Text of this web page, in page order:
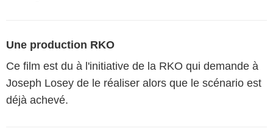
Une production RKO
Ce film est du à l'initiative de la RKO qui demande à
Joseph Losey de le réaliser alors que le scénario est
déjà achevé.